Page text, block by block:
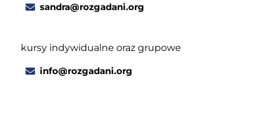
sandra@rozgadani.org
kursy indywidualne oraz grupowe
info@rozgadani.org